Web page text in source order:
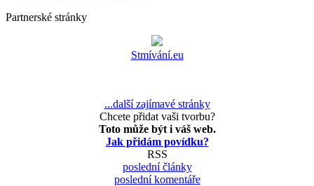
Partnerské stránky
Stmívání.eu
...další zajímavé stránky
Chcete přidat vaši tvorbu?
Toto může být i váš web.
Jak přidám povídku?
RSS
poslední články
poslední komentáře